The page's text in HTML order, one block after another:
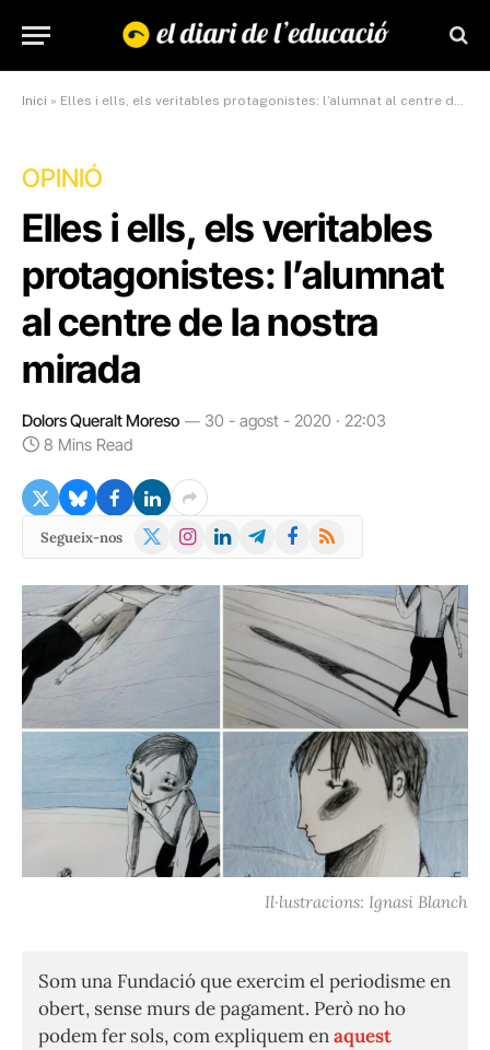
Inici » Elles i ells, els veritables protagonistes: l’alumnat al centre de la nostra mirada
OPINIÓ
Elles i ells, els veritables
protagonistes: l’alumnat
al centre de la nostra
mirada
Dolors Queralt Moreso
30 - agost - 2020 · 22:03
8 Mins Read
Segueix-nos
X
Instagram
LinkedInTelegramFacebook
RSS
Il·lustracions: Ignasi Blanch
Som una Fundació que exercim el periodisme en
obert, sense murs de pagament. Però no ho
podem fer sols, com expliquem enaquest